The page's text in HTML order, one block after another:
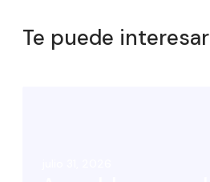
Te puede interesar